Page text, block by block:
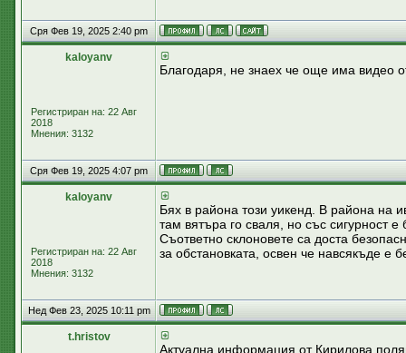
Сря Фев 19, 2025 2:40 pm
kaloyanv
Регистриран на: 22 Авг
2018
Мнения: 3132
Благодаря, не знаех че още има видео
Сря Фев 19, 2025 4:07 pm
kaloyanv
Регистриран на: 22 Авг
2018
Мнения: 3132
Бях в района този уикенд. В района на
там вятъра го сваля, но със сигурност
Съответно склоновете са доста
за обстановката, освен че навсякъде е
Нед Фев 23, 2025 10:11 pm
t.hristov
Актуална информация от Кирилова